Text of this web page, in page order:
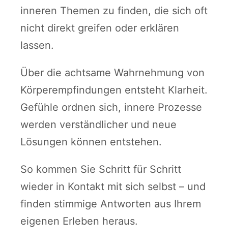
inneren Themen zu finden, die sich oft
nicht direkt greifen oder erklären
lassen.
Über die achtsame Wahrnehmung von
Körperempfindungen entsteht Klarheit.
Gefühle ordnen sich, innere Prozesse
werden verständlicher und neue
Lösungen können entstehen.
So kommen Sie Schritt für Schritt
wieder in Kontakt mit sich selbst – und
finden stimmige Antworten aus Ihrem
eigenen Erleben heraus.